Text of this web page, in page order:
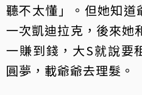
聽不太懂」。但她知道
一次凱迪拉克，後來她
一賺到錢，大S就說要
圓夢，載爺爺去理髮。